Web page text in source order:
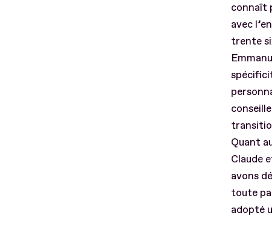
connaît
avec
trente
Quant
Claude
avons
toute
adopté